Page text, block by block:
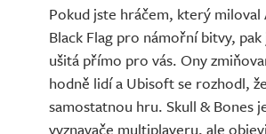
Pokud jste hráčem, který miloval
Black Flag pro námořní bitvy,
ušitá přímo pro vás. Ony
hodně lidí a Ubisoft se rozhodl,
samostatnou hru. Skull & Bones
vyznavače multiplayeru, ale